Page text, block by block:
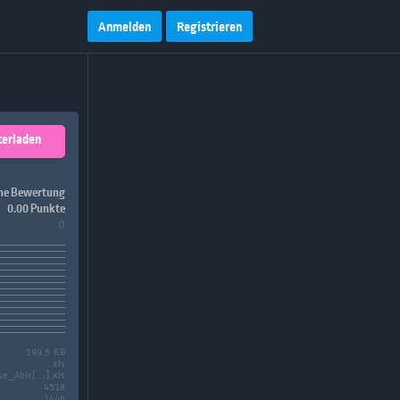
Anmelden Registrieren
Bewertung
0.00 Punkte
0
199.5 KB
xls
4518